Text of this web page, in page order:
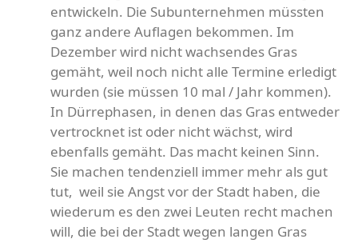
entwickeln. Die Subunternehmen müssten
ganz andere Auflagen bekommen. Im
Dezember wird nicht wachsendes Gras
gemäht, weil noch nicht alle Termine erledigt
wurden (sie müssen 10 mal / Jahr kommen).
In Dürrephasen, in denen das Gras entweder
vertrocknet ist oder nicht wächst, wird
ebenfalls gemäht. Das macht keinen Sinn.
Sie machen tendenziell immer mehr als gut
tut, weil sie Angst vor der Stadt haben, die
wiederum es den zwei Leuten recht machen
will, die bei der Stadt wegen langen Gras